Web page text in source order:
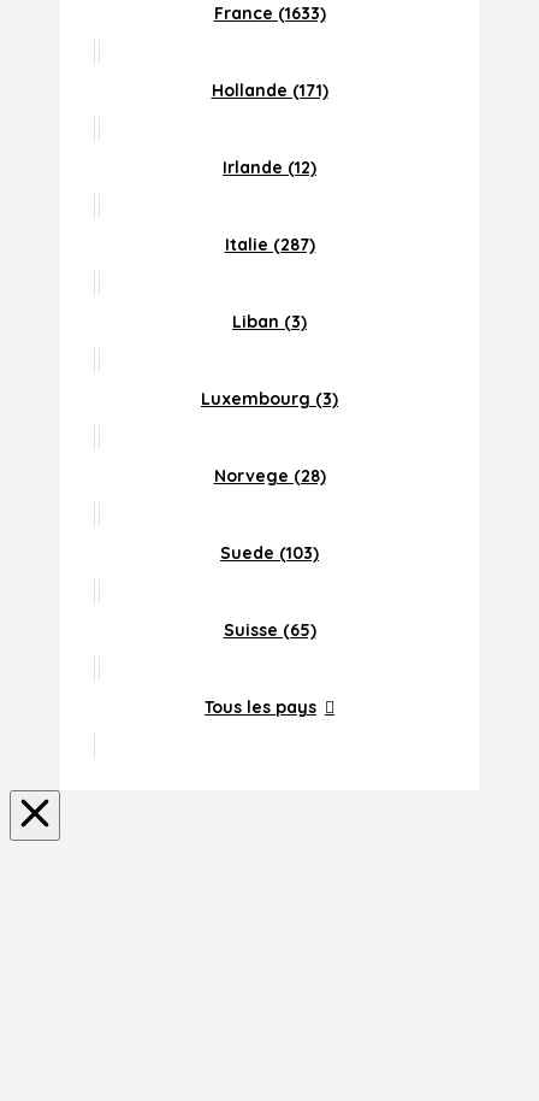
France (1633)
Hollande (171)
Irlande (12)
Italie (287)
Liban (3)
Luxembourg (3)
Norvege (28)
Suede (103)
Suisse (65)
Tous les pays